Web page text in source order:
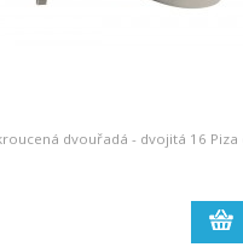
dvouřadá - dvojitá 16